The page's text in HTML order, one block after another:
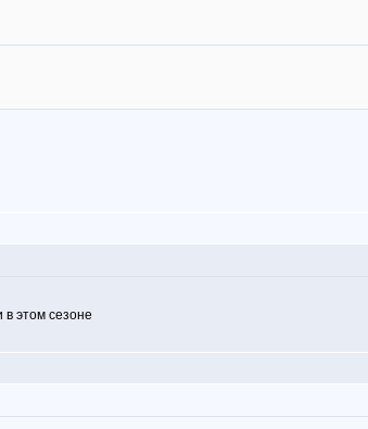
этом сезоне